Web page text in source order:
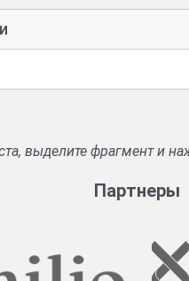
выделите фрагмент и
Партнеры